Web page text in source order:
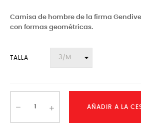
Camisa de hombre de la firma
con formas geométricas.
TALLA
AÑADIR A LA